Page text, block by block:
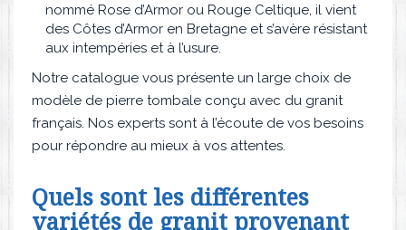
nommé Rose d’Armor ou Rouge Celtique, il vient
des Côtes d’Armor en Bretagne et s’avère résistant
aux intempéries et à l’usure.
Notre catalogue vous présente un large choix de
modèle de pierre tombale conçu avec du granit
français. Nos experts sont à l’écoute de vos besoins
pour répondre au mieux à vos attentes.
Quels sont les différentes
variétés de granit provenant